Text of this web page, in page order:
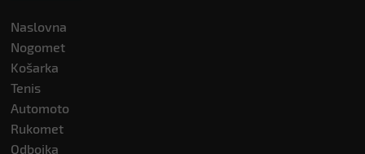
Naslovna
Nogomet
Košarka
Tenis
Automoto
Rukomet
Odbojka